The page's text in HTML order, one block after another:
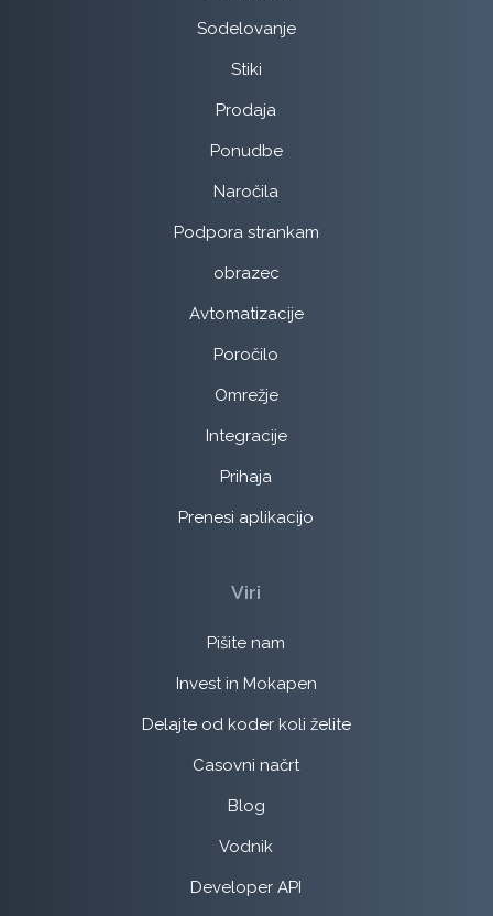
Sodelovanje
Stiki
Prodaja
Ponudbe
Naročila
Podpora strankam
obrazec
Avtomatizacije
Poročilo
Omrežje
Integracije
Prihaja
Prenesi aplikacijo
Viri
Pišite nam
Invest in Mokapen
Delajte od koder koli želite
Casovni načrt
Blog
Vodnik
Developer API